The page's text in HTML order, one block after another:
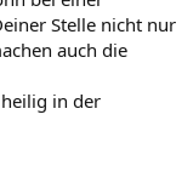
Stelle nicht nur
auch die
in der